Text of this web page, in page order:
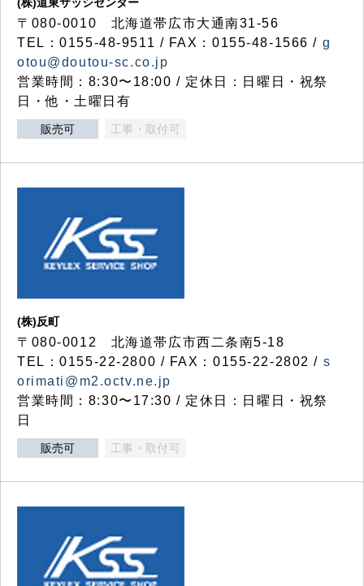
〒080-0010 北海道帯広市大通南31-56
TEL：0155-48-9511 / FAX：0155-48-1566 / g
otou@doutou-sc.co.jp
営業時間：8:30〜18:00 / 定休日：日曜日・祝祭
日・他・土曜日有
販売可 工事・取付可
(株)反町
〒080-0012 北海道帯広市西二条南5-18
TEL：0155-22-2800 / FAX：0155-22-2802 / s
orimati@m2.octv.ne.jp
営業時間：8:30〜17:30 / 定休日：日曜日・祝祭
日
販売可 工事・取付可